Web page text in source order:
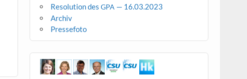
Resolution desGPA — 16.03.2023
Archiv
Pressefoto